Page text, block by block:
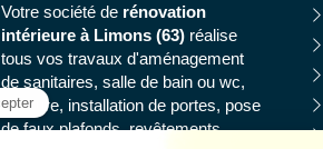
Votre société de rénovation
intérieure à Limons (63) réalise
tous vos travaux d'aménagement
de sanitaires, salle de bain ou wc,
peinture, installation de portes, pose
de faux plafonds, revêtements